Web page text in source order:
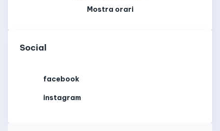
Mostra orari
Social
facebook
instagram